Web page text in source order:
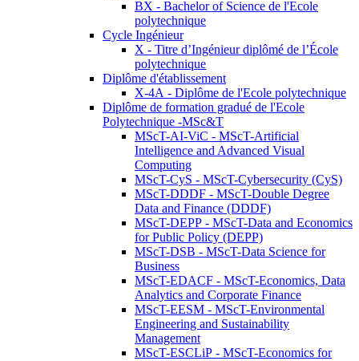
BX - Bachelor of Science de l'Ecole
polytechnique
Cycle Ingénieur
X - Titre d’Ingénieur diplômé de l’École
polytechnique
Diplôme d'établissement
X-4A - Diplôme de l'Ecole polytechnique
Diplôme de formation gradué de l'Ecole
Polytechnique -MSc&T
MScT-AI-ViC - MScT-Artificial
Intelligence and Advanced Visual
Computing
MScT-CyS - MScT-Cybersecurity (CyS)
MScT-DDDF - MScT-Double Degree
Data and Finance (DDDF)
MScT-DEPP - MScT-Data and Economics
for Public Policy (DEPP)
MScT-DSB - MScT-Data Science for
Business
MScT-EDACF - MScT-Economics, Data
Analytics and Corporate Finance
MScT-EESM - MScT-Environmental
Engineering and Sustainability
Management
MScT-ESCLiP - MScT-Economics for